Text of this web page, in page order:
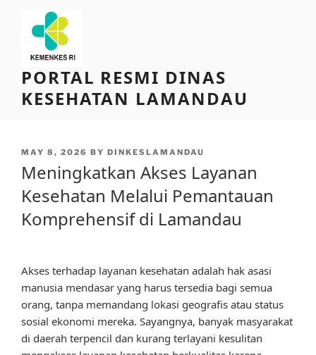
content
PORTAL RESMI DINAS
KESEHATAN LAMANDAU
POSTED
MAY 8, 2026 BY DINKESLAMANDAU
Meningkatkan Akses Layanan
Kesehatan Melalui Pemantauan
Komprehensif di Lamandau
Akses terhadap layanan kesehatan adalah hak asasi
manusia mendasar yang harus tersedia bagi semua
orang, tanpa memandang lokasi geografis atau status
sosial ekonomi mereka. Sayangnya, banyak masyarakat
di daerah terpencil dan kurang terlayani kesulitan